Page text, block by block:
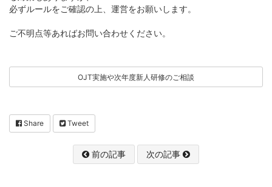
必ずルールをご確認の上、運営をお願いします。
ご不明点等あればお問い合わせください。
OJT実施や次年度新人研修のご相談
Share Tweet
前の記事 次の記事